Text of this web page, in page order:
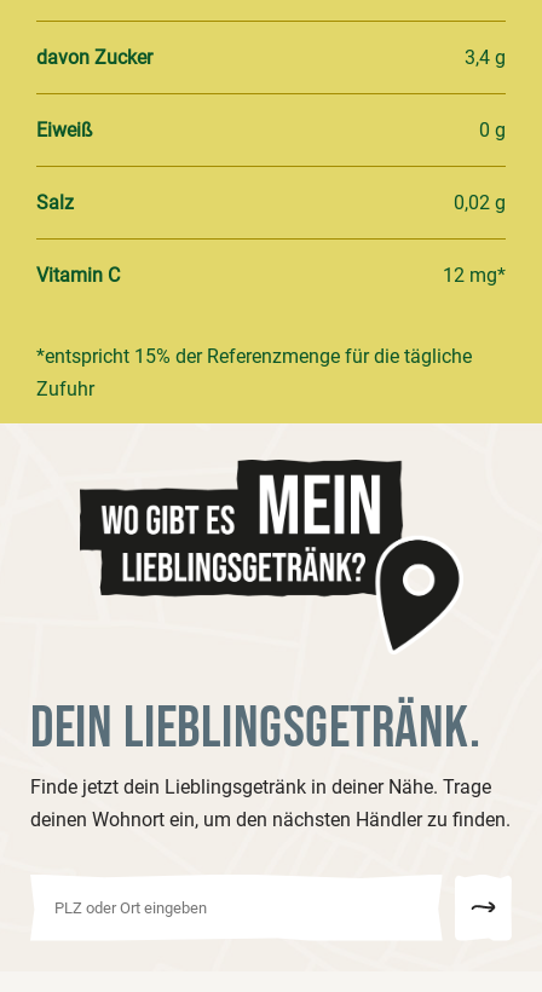
davon Zucker 3,4 g
Eiweiß 0 g
Salz 0,02 g
Vitamin C 12 mg*
*entspricht 15% der Referenzmenge für die tägliche
Zufuhr
DEIN LIEBLINGSGETRÄNK.
Finde jetzt dein Lieblingsgetränk in deiner Nähe. Trage
deinen Wohnort ein, um den nächsten Händler zu finden.